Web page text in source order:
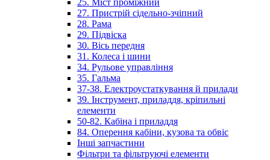
25. Міст проміжний
27. Пристрій сідельно-зчіпний
28. Рама
29. Підвіска
30. Вісь передня
31. Колеса і шини
34. Рульове управління
35. Гальма
37-38. Електроустаткування й прилади
39. Інструмент, приладдя, кріпильні
елементи
50-82. Кабіна і приладдя
84. Оперення кабіни, кузова та обвіс
Інші запчастини
Фільтри та фільтруючі елементи